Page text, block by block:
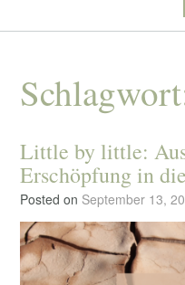
Little by little:
Erschöpfung in
Posted on September 13,